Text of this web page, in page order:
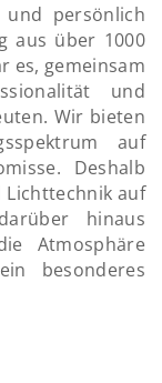
persönlich
aus über 1000
es, gemeinsam
und
Wir bieten
auf
Deshalb
Lichttechnik auf
hinaus
Atmosphäre
besonderes